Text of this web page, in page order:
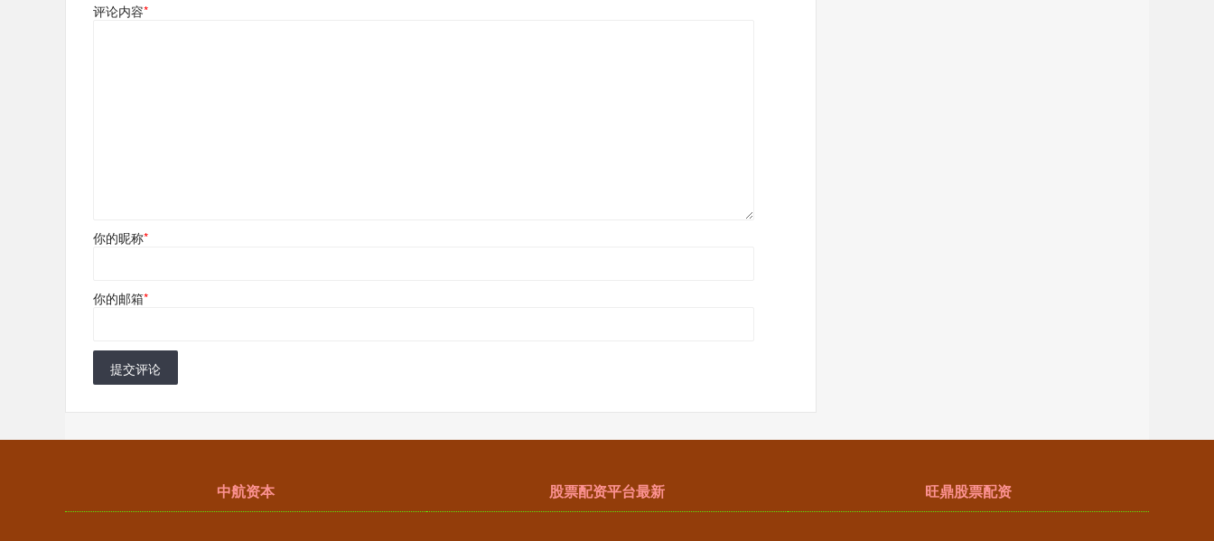
评论内容*
你的昵称*
你的邮箱*
提交评论
中航资本 股票配资平台最新 旺鼎股票配资